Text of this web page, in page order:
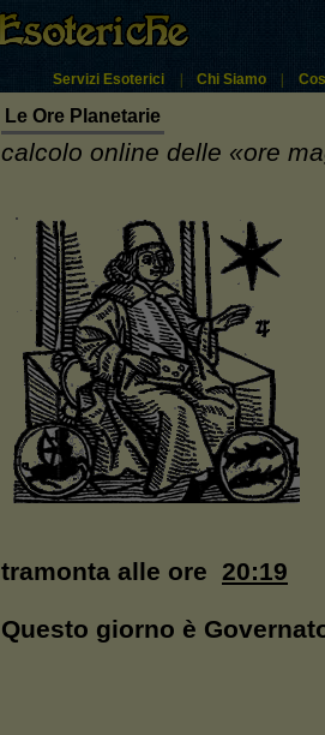
Servizi Esoterici | Chi Siamo |
Le Ore Planetarie
calcolo online delle «ore
tramonta alle ore 20:19
Questo giorno è